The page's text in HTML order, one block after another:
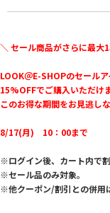
＼ セール商品がさらに最
LOOK＠E-SHOPのセール
15%OFFでご購入いただけま
このお得な期間をお見逃しな
8/17(月) 10：00まで
※ログイン後、カート内で
※セール品のみ対象。
※他クーポン/割引との併用